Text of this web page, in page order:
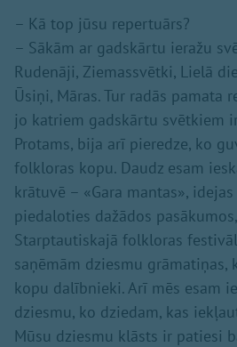
– Kā top jūsu repertuārs?
– Sākām ar gadskārtu ieražu
Rudenāji, Ziemassvētki, Lielā
Ūsiņi, Māras. Tur radās pamata
jo katriem gadskārtu svētkiem
Protams, bija arī pieredze, ko
folkloras kopu. Daudz esam
krātuvē – «Gara mantas»,
piedaloties dažādos
Starptautiskajā folkloras
saņēmām dziesmu
kopu dalībnieki. Arī mēs esam
dziesmu, ko dziedam, kas
Mūsu dziesmu klāsts ir patiesi